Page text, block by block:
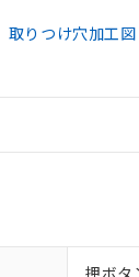
取りつけ穴加工図
押ボタ